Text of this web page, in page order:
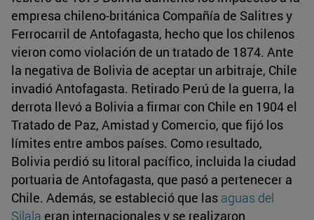
empresa chileno-británica Compañía de Salitres y
Ferrocarril de Antofagasta, hecho que los chilenos
vieron como violación de un tratado de 1874. Ante
la negativa de Bolivia de aceptar un arbitraje, Chile
invadió Antofagasta. Retirado Perú de la guerra, la
derrota llevó a Bolivia a firmar con Chile en 1904 el
Tratado de Paz, Amistad y Comercio, que fijó los
límites entre ambos países. Como resultado,
Bolivia perdió su litoral pacífico, incluida la ciudad
portuaria de Antofagasta, que pasó a pertenecer a
Chile. Además, se estableció que las aguas del
Silala eran internacionales y se realizaron